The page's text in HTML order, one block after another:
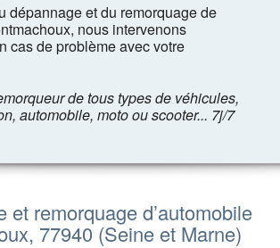
dépannage et du remorquage de
nous intervenons
cas de problème avec votre
de tous types de véhicules,
automobile, moto ou scooter... 7j/7
et remorquage d’automobile
77940 (Seine et Marne)